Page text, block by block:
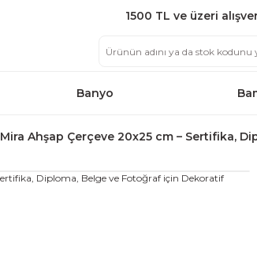
1500 TL ve üzeri
Banyo
Mira Ahşap Çerçeve 20x25 cm – Sertifika,